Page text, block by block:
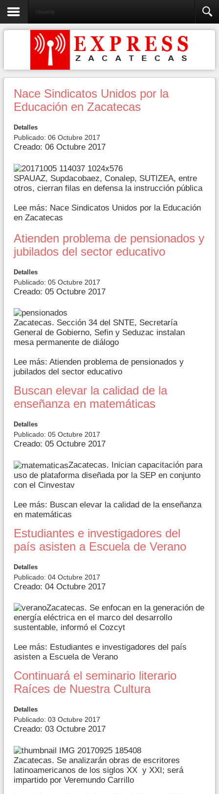
Educación
Nace Sindicatos Unidos por la
Educación en Zacatecas
Detalles
Publicado: 06 Octubre 2017
Creado: 06 Octubre 2017
SPAUAZ, Supdacobaez, Conalep, SUTIZEA, entre
otros, cierran filas en defensa la instrucción pública
Lee más: Nace Sindicatos Unidos por la Educación
en Zacatecas
Atienden problema de pensionados y
jubilados del sector educativo
Detalles
Publicado: 05 Octubre 2017
Creado: 05 Octubre 2017
Zacatecas. Sección 34 del SNTE, Secretaría
General de Gobierno, Sefin y Seduzac instalan
mesa permanente de diálogo
Lee más: Atienden problema de pensionados y
jubilados del sector educativo
Buscan elevar la calidad de la
enseñanza en matemáticas
Detalles
Publicado: 05 Octubre 2017
Creado: 05 Octubre 2017
Zacatecas. Inician capacitación para
uso de plataforma diseñada por la SEP en conjunto
con el Cinvestav
Lee más: Buscan elevar la calidad de la enseñanza
en matemáticas
Estudiantes e investigadores del
país asisten a Escuela de Verano
Detalles
Publicado: 04 Octubre 2017
Creado: 04 Octubre 2017
Zacatecas. Se enfocan en la generación de
energía eléctrica en el marco del desarrollo
sustentable, informó el Cozcyt
Lee más: Estudiantes e investigadores del país
asisten a Escuela de Verano
Continuará el seminario literario
Raíces de Nuestra Cultura
Detalles
Publicado: 03 Octubre 2017
Creado: 03 Octubre 2017
Zacatecas. Se analizarán obras de escritores
latinoamericanos de los siglos XX y XXI; será
impartido por Veremundo Carrillo